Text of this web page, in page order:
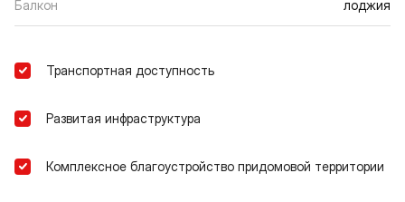
Балкон лоджия
Транспортная доступность
Развитая инфраструктура
Комплексное благоустройство придомовой территории